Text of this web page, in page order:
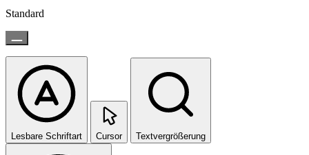
Standard
Lesbare Schriftart Cursor Textvergrößerung